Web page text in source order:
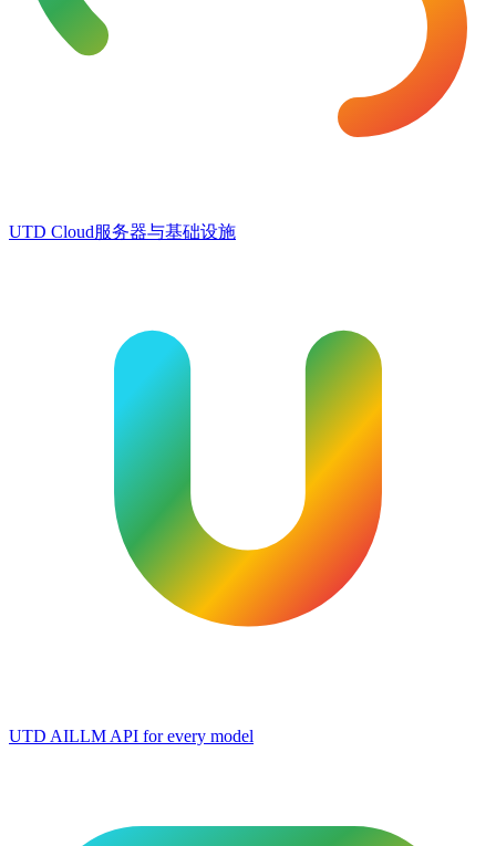
UTD Cloud服务器与基础设施
UTD AILLM API for every model